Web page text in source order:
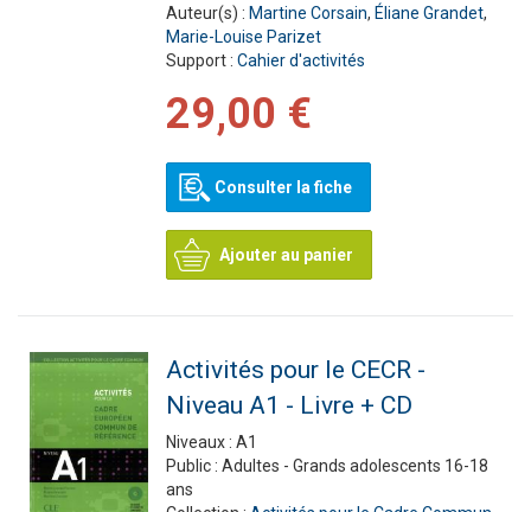
Auteur(s) : Martine Corsain, Éliane Grandet,
Marie-Louise Parizet
Support : Cahier d'activités
29,00 €
Consulter la fiche
Ajouter au panier
Activités pour le CECR -
Niveau A1 - Livre + CD
Niveaux : A1
Public : Adultes - Grands adolescents 16-18
ans